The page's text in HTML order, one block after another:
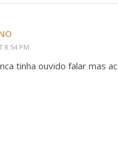
8:54 PM
tinha ouvido falar mas